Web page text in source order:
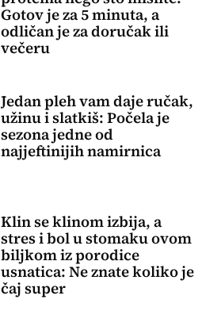
Gotov je za 5 minuta, a
odličan je za doručak ili
večeru
Jedan pleh vam daje ručak,
užinu i slatkiš: Počela je
sezona jedne od
najjeftinijih namirnica
Klin se klinom izbija, a
stres i bol u stomaku ovom
biljkom iz porodice
usnatica: Ne znate koliko je
čaj super